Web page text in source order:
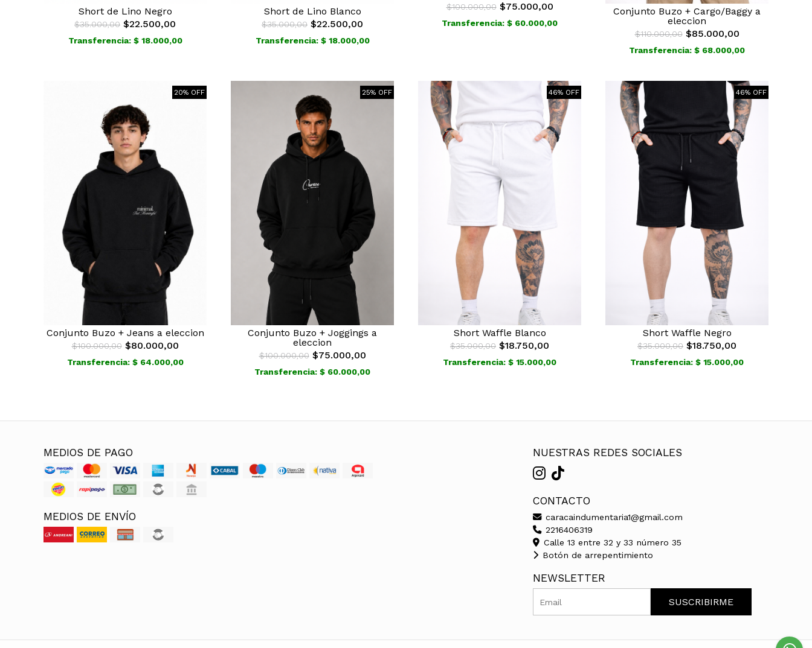
Short de Lino Negro
$35.000,00 $22.500,00
Transferencia: $ 18.000,00
Short de Lino Blanco
$35.000,00 $22.500,00
Transferencia: $ 18.000,00
$100.000,00$75.000,00
Transferencia: $ 60.000,00
Conjunto Buzo + Cargo/Baggy a
eleccion
$110.000,00$85.000,00
Transferencia: $ 68.000,00
20% OFF
Conjunto Buzo + Jeans a eleccion
$100.000,00$80.000,00
Transferencia: $ 64.000,00
25% OFF
Conjunto Buzo + Joggings a
eleccion
$100.000,00$75.000,00
Transferencia: $ 60.000,00
46% OFF
Short Waffle Blanco
$35.000,00 $18.750,00
Transferencia: $ 15.000,00
46% OFF
Short Waffle Negro
$35.000,00 $18.750,00
Transferencia: $ 15.000,00
MEDIOS DE PAGO
MEDIOS DE ENVÍO
NUESTRAS REDES SOCIALES
CONTACTO
caracaindumentaria1@gmail.com
2216406319
Calle 13 entre 32 y 33 número 35
Botón de arrepentimiento
NEWSLETTER
SUSCRIBIRME